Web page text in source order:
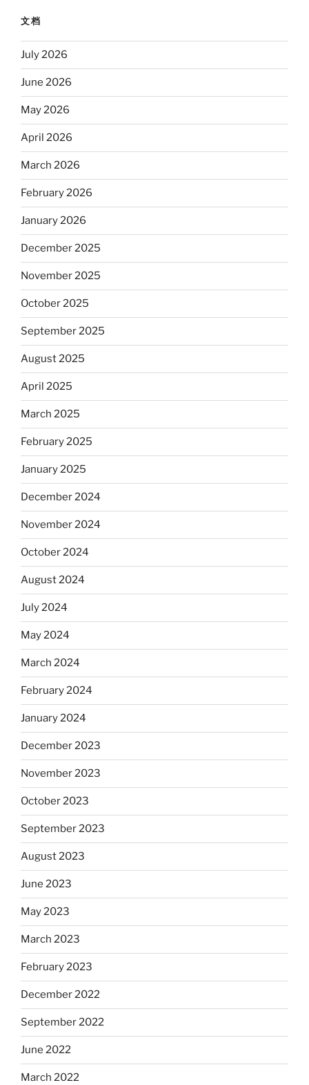
文档
July 2026
June 2026
May 2026
April 2026
March 2026
February 2026
January 2026
December 2025
November 2025
October 2025
September 2025
August 2025
April 2025
March 2025
February 2025
January 2025
December 2024
November 2024
October 2024
August 2024
July 2024
May 2024
March 2024
February 2024
January 2024
December 2023
November 2023
October 2023
September 2023
August 2023
June 2023
May 2023
March 2023
February 2023
December 2022
September 2022
June 2022
March 2022